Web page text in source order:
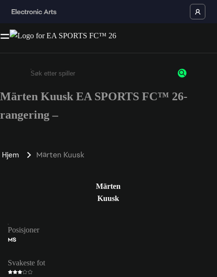
Enter a minimum of 3 characters or numbers
Märten Kuusk EA SPORTS FC™ 26-
rangering –
Hjem Märten Kuusk
Märten
Kuusk
Posisjoner
MS
Svakeste fot